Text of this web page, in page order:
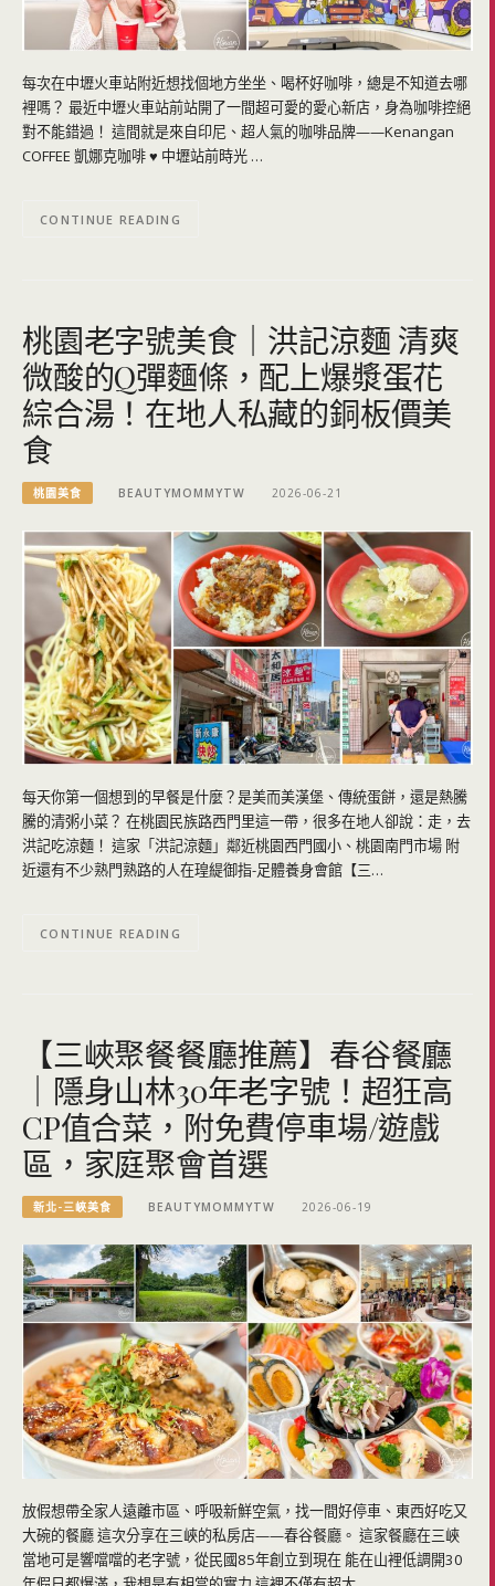
每次在中壢火車站附近想找個地方坐坐、喝杯好咖啡，總是不知道去哪
裡嗎？ 最近中壢火車站前站開了一間超可愛的愛心新店，身為咖啡控絕
對不能錯過！ 這間就是來自印尼、超人氣的咖啡品牌——Kenangan
COFFEE 凱娜克咖啡 ♥ 中壢站前時光 …
CONTINUE READING
桃園老字號美食｜洪記涼麵 清爽
微酸的Q彈麵條，配上爆漿蛋花
綜合湯！在地人私藏的銅板價美
食
桃園美食 BEAUTYMOMMYTW 2026-06-21
每天你第一個想到的早餐是什麼？是美而美漢堡、傳統蛋餅，還是熱騰
騰的清粥小菜？ 在桃園民族路西門里這一帶，很多在地人卻說：走，去
洪記吃涼麵！ 這家「洪記涼麵」鄰近桃園西門國小、桃園南門市場 附
近還有不少熟門熟路的人在瑝緹御指-足體養身會館【三…
CONTINUE READING
【三峽聚餐餐廳推薦】春谷餐廳
｜隱身山林30年老字號！超狂高
CP值合菜，附免費停車場/遊戲
區，家庭聚會首選
新北-三峽美食 BEAUTYMOMMYTW 2026-06-19
放假想帶全家人遠離市區、呼吸新鮮空氣，找一間好停車、東西好吃又
大碗的餐廳 這次分享在三峽的私房店——春谷餐廳。 這家餐廳在三峽
當地可是響噹噹的老字號，從民國85年創立到現在 能在山裡低調開30